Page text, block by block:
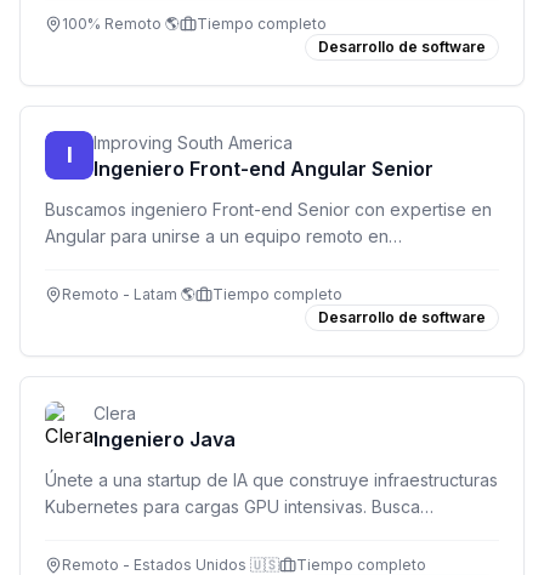
producción. Inglés fluido C1/C2 obligatorio.
100% Remoto 🌎
Tiempo completo
Desarrollo de software
I Improving South America
Ingeniero Front-end Angular Senior
Buscamos ingeniero Front-end Senior con expertise en
Angular para unirse a un equipo remoto en
RxJS obligatorio.
Remoto - Latam 🌎
Tiempo completo
Desarrollo de software
Clera
Ingeniero Java
Únete a una startup de IA que construye infraestructuras
Kubernetes para cargas GPU intensivas. Busca
backend robustos.
Remoto - Estados Unidos 🇺🇸
Tiempo completo